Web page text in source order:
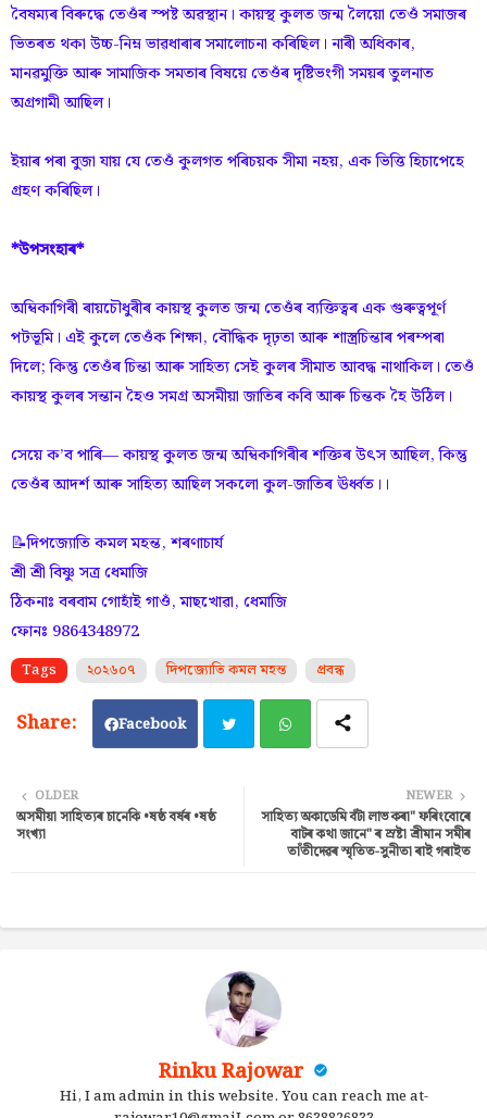
বৈষম্যৰ বিৰুদ্ধে তেওঁৰ স্পষ্ট অৱস্থান। কায়স্থ কুলত জন্ম লৈয়ো তেওঁ সমাজৰ
ভিতৰত থকা উচ্চ-নিম্ন ভাৱধাৰাৰ সমালোচনা কৰিছিল। নাৰী অধিকাৰ,
মানৱমুক্তি আৰু সামাজিক সমতাৰ বিষয়ে তেওঁৰ দৃষ্টিভংগী সময়ৰ তুলনাত
অগ্ৰগামী আছিল।
ইয়াৰ পৰা বুজা যায় যে তেওঁ কুলগত পৰিচয়ক সীমা নহয়, এক ভিত্তি হিচাপেহে
গ্ৰহণ কৰিছিল।
*উপসংহাৰ*
অম্বিকাগিৰী ৰায়চৌধুৰীৰ কায়স্থ কুলত জন্ম তেওঁৰ ব্যক্তিত্বৰ এক গুৰুত্বপূৰ্ণ
পটভূমি। এই কুলে তেওঁক শিক্ষা, বৌদ্ধিক দৃঢ়তা আৰু শাস্ত্ৰচিন্তাৰ পৰম্পৰা
দিলে; কিন্তু তেওঁৰ চিন্তা আৰু সাহিত্য সেই কুলৰ সীমাত আবদ্ধ নাথাকিল। তেওঁ
কায়স্থ কুলৰ সন্তান হৈও সমগ্ৰ অসমীয়া জাতিৰ কবি আৰু চিন্তক হৈ উঠিল।
সেয়ে ক’ব পাৰি— কায়স্থ কুলত জন্ম অম্বিকাগিৰীৰ শক্তিৰ উৎস আছিল, কিন্তু
তেওঁৰ আদৰ্শ আৰু সাহিত্য আছিল সকলো কুল-জাতিৰ ঊৰ্ধ্বত।।
📝দিপজ্যোতি কমল মহন্ত, শৰণাচাৰ্য
শ্ৰী শ্ৰী বিষ্ণু সত্ৰ ধেমাজি
ঠিকনাঃ বৰবাম গোহাঁই গাওঁ, মাছখোৱা, ধেমাজি
ফোনঃ 9864348972
Tags ২০২৬০৭ দিপজ্যোতি কমল মহন্ত প্ৰবন্ধ
Facebook
tter ats
NEWER
সাহিত্য অকাডেমি বঁ‌টা লাভ কৰা" ফৰিংবোৰে
বাটৰ কথা জানে" ৰ স্ৰষ্টা শ্ৰীমান সমীৰ
তাঁ‌তীদেৱৰ স্মৃতিত-সুনীতা ৰাই গৰাইত
OLDER
অসমীয়া সাহিত্যৰ চানেকি •ষষ্ঠ বৰ্ষৰ •ষষ্ঠ
সংখ্যা
Rinku Rajowar
Hi, I am admin in this website. You can reach me at-